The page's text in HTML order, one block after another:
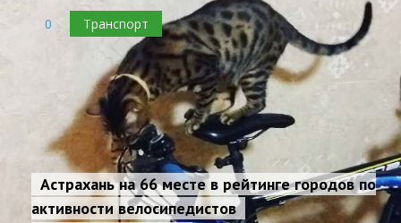
0 Транспорт
Астрахань на 66 месте в рейтинге городов по
активности велосипедистов